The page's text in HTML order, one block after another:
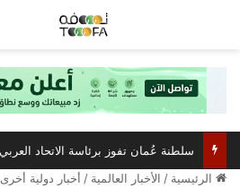
الرئيسية / الأخبار العالمية / أخبار دولية أخرى